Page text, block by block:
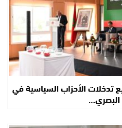
تدخلات الأحزاب السياسية في